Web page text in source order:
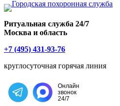
Ритуальная служба 24/7
Москва и область
+7 (495) 431-93-76
круглосуточная горячая линия
Написать в Telegram
Онлайн
звонок
24/7